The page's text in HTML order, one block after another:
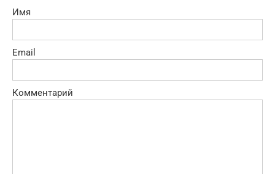
Имя
Email
Комментарий